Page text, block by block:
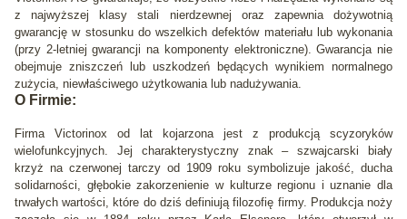
z najwyższej klasy stali nierdzewnej oraz zapewnia dożywotnią
gwarancję w stosunku do wszelkich defektów materiału lub wykonania
(przy 2-letniej gwarancji na komponenty elektroniczne). Gwarancja nie
obejmuje zniszczeń lub uszkodzeń będących wynikiem normalnego
zużycia, niewłaściwego użytkowania lub nadużywania.
O Firmie:
Firma Victorinox od lat kojarzona jest z produkcją scyzoryków
wielofunkcyjnych. Jej charakterystyczny znak – szwajcarski biały
krzyż na czerwonej tarczy od 1909 roku symbolizuje jakość, ducha
solidarności, głębokie zakorzenienie w kulturze regionu i uznanie dla
trwałych wartości, które do dziś definiują filozofię firmy. Produkcja noży